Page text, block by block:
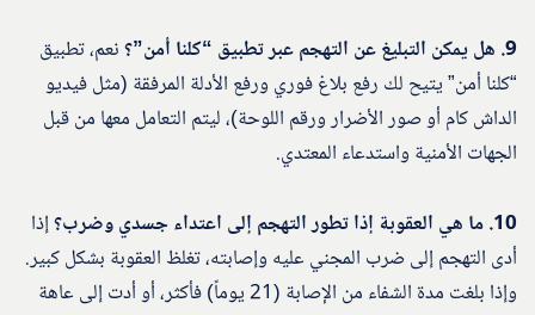
9. هل يمكن التبليغ عن التهجم عبر تطبيق “كلنا أمن”؟
نعم، تطبيق
“كلنا أمن” يتيح لك رفع بلاغ فوري ورفع الأدلة المرفقة (مثل فيديو
الداش كام أو صور الأضرار ورقم اللوحة)، ليتم التعامل معها من قبل
الجهات الأمنية واستدعاء المعتدي.
10. ما هي العقوبة إذا تطور التهجم إلى اعتداء جسدي وضرب؟
إذا
أدى التهجم إلى ضرب المجني عليه وإصابته، تغلظ العقوبة بشكل كبير.
وإذا بلغت مدة الشفاء من الإصابة (21 يوماً) فأكثر، أو أدت إلى عاهة